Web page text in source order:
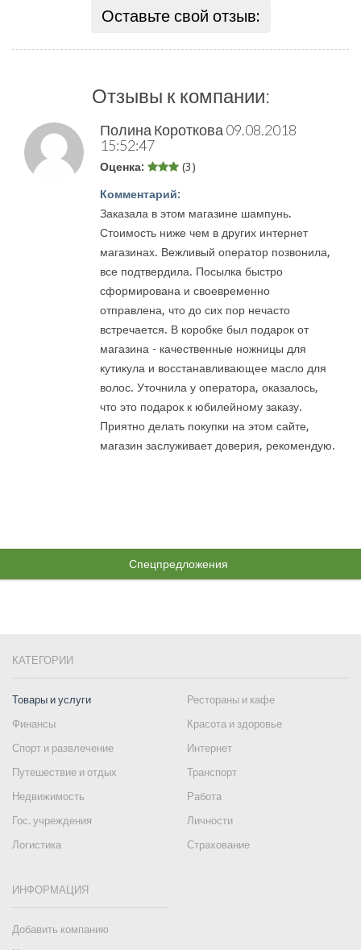
Оставьте свой отзыв:
Отзывы к компании:
Полина Короткова 09.08.2018
15:52:47
Оценка: (3)
Комментарий:
Заказала в этом магазине шампунь.
Стоимость ниже чем в других интернет
магазинах. Вежливый оператор позвонила,
все подтвердила. Посылка быстро
сформирована и своевременно
отправлена, что до сих пор нечасто
встречается. В коробке был подарок от
магазина - качественные ножницы для
кутикула и восстанавливающее масло для
волос. Уточнила у оператора, оказалось,
что это подарок к юбилейному заказу.
Приятно делать покупки на этом сайте,
магазин заслуживает доверия, рекомендую.
Спецпредложения
КАТЕГОРИИ
Товары и услуги
Рестораны и кафе
Финансы
Красота и здоровье
Спорт и развлечение
Интернет
Путешествие и отдых
Транспорт
Недвижимость
Работа
Гос. учреждения
Личности
Логистика
Страхование
ИНФОРМАЦИЯ
Добавить компанию